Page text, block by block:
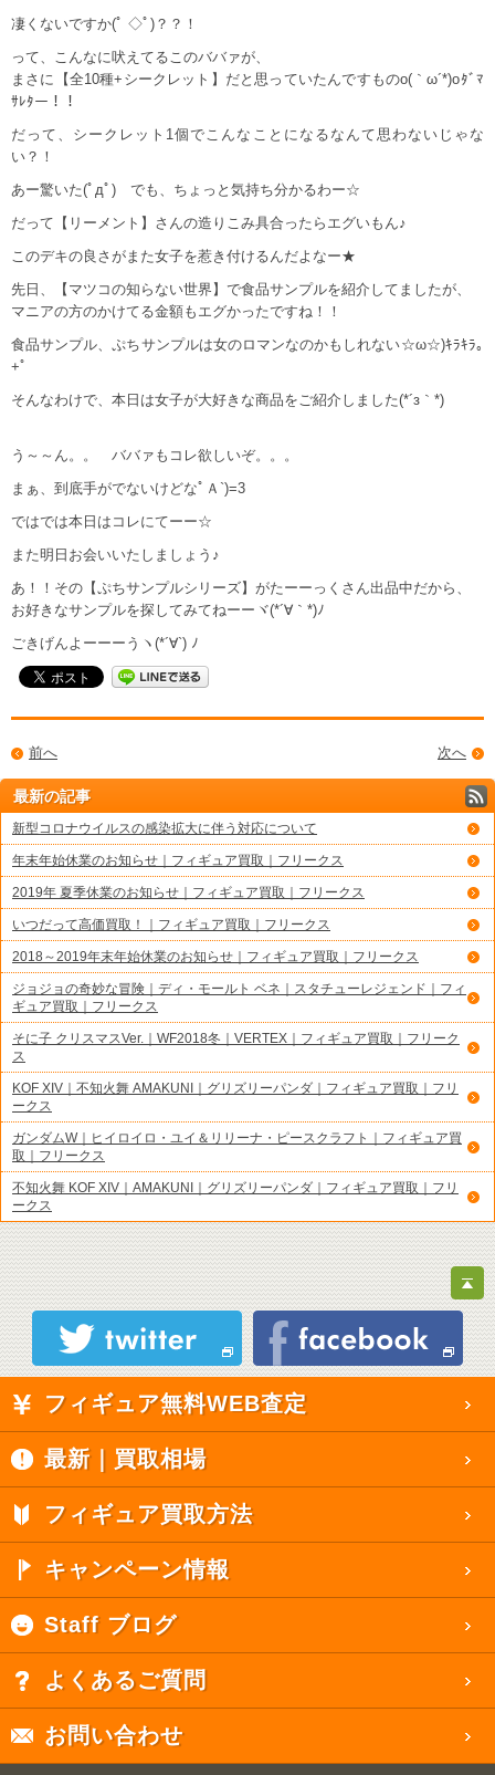
凄くないですか(ﾟ ◇ﾟ)？？！
って、こんなに吠えてるこのババァが、
まさに【全10種+シークレット】だと思っていたんですものo(｀ω´*)oﾀﾞﾏ
ｻﾚﾀー！！
だって、シークレット1個でこんなことになるなんて思わないじゃな
い？！
あー驚いた(ﾟдﾟ) でも、ちょっと気持ち分かるわー☆
だって【リーメント】さんの造りこみ具合ったらエグいもん♪
このデキの良さがまた女子を惹き付けるんだよなー★
先日、【マツコの知らない世界】で食品サンプルを紹介してましたが、
マニアの方のかけてる金額もエグかったですね！！
食品サンプル、ぷちサンプルは女のロマンなのかもしれない☆ω☆)ｷﾗｷﾗ｡
+ﾟ
そんなわけで、本日は女子が大好きな商品をご紹介しました(*´з｀*)
う～～ん。。 ババァもコレ欲しいぞ。。。
まぁ、到底手がでないけどなﾟＡ`)=3
ではでは本日はコレにてーー☆
また明日お会いいたしましょう♪
あ！！その【ぷちサンプルシリーズ】がたーーっくさん出品中だから、
お好きなサンプルを探してみてねーーヾ(*´∀｀*)ﾉ
ごきげんよーーーうヽ(*´∀`) ﾉ
次へ
前へ
最新の記事
新型コロナウイルスの感染拡大に伴う対応について
年末年始休業のお知らせ｜フィギュア買取｜フリークス
2019年 夏季休業のお知らせ｜フィギュア買取｜フリークス
いつだって高価買取！｜フィギュア買取｜フリークス
2018～2019年末年始休業のお知らせ｜フィギュア買取｜フリークス
ジョジョの奇妙な冒険｜ディ・モールト ベネ｜スタチューレジェンド｜フィ
ギュア買取｜フリークス
そに子 クリスマスVer.｜WF2018冬｜VERTEX｜フィギュア買取｜フリーク
ス
KOF XIV｜不知火舞 AMAKUNI｜グリズリーパンダ｜フィギュア買取｜フリ
ークス
ガンダムW｜ヒイロイロ・ユイ＆リリーナ・ピースクラフト｜フィギュア買
取｜フリークス
不知火舞 KOF XIV｜AMAKUNI｜グリズリーパンダ｜フィギュア買取｜フリ
ークス
フィギュア無料WEB査定
最新｜買取相場
フィギュア買取方法
キャンペーン情報
Staff ブログ
よくあるご質問
お問い合わせ